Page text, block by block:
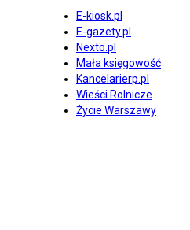
E-kiosk.pl
E-gazety.pl
Nexto.pl
Mała księgowość
Kancelarierp.pl
Wieści Rolnicze
Życie Warszawy